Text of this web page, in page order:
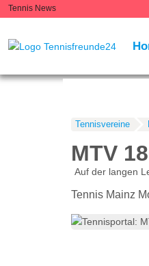
Tennis News
Tennisvereine
MTV
Auf der langen
Tennis Mainz